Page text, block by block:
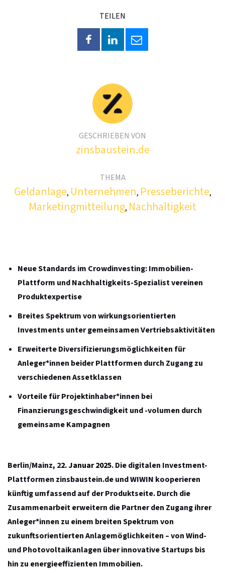
TEILEN
GESCHRIEBEN VON
zinsbaustein.de
THEMA
Geldanlage, Unternehmen, Presseberichte,
Marketingmitteilung, Nachhaltigkeit
Neue Standards im Crowdinvesting: Immobilien-
Plattform und Nachhaltigkeits-Spezialist vereinen
Produktexpertise
Breites Spektrum von wirkungsorientierten
Investments unter gemeinsamen Vertriebsaktivitäten
Erweiterte Diversifizierungsmöglichkeiten für
Anleger*innen beider Plattformen durch Zugang zu
verschiedenen Assetklassen
Vorteile für Projektinhaber*innen bei
Finanzierungsgeschwindigkeit und -volumen durch
gemeinsame Kampagnen
Berlin/Mainz, 22. Januar 2025. Die digitalen Investment-
Plattformen zinsbaustein.de und WIWIN kooperieren
künftig umfassend auf der Produktseite. Durch die
Zusammenarbeit erweitern die Partner den Zugang ihrer
Anleger*innen zu einem breiten Spektrum von
zukunftsorientierten Anlagemöglichkeiten – von Wind-
und Photovoltaikanlagen über innovative Startups bis
hin zu energieeffizienten Immobilien.